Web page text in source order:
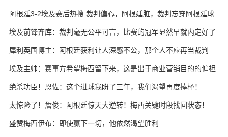
阿根廷3-2埃及赛后热搜:裁判偏心，阿根廷脏，裁判忘穿阿根廷球
衣
埃及前锋齐库：裁判毫无公平可言，比赛的冠军显然早就内定好了
犀利英国博主：阿根廷获利让人深感不公，那个人不应再当裁判
埃及主帅：赛事方希望梅西留下来，这是出于商业营销目的的偏袒
绝杀功臣！恩佐：这个进球我盼了三年，我们渴望再度捧杯！
太惊险了！詹俊：阿根廷惊天大逆转！梅西关键时段找回状态！
盛赞梅西伊布：即使赢下一切，他依然渴望胜利